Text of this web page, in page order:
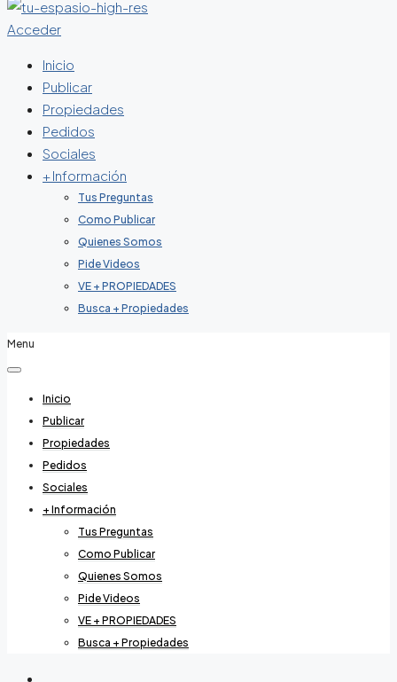
Acceder
Inicio
Publicar
Propiedades
Pedidos
Sociales
+ Información
Tus Preguntas
Como Publicar
Quienes Somos
Pide Videos
VE + PROPIEDADES
Busca + Propiedades
Menu
Inicio
Publicar
Propiedades
Pedidos
Sociales
+ Información
Tus Preguntas
Como Publicar
Quienes Somos
Pide Videos
VE + PROPIEDADES
Busca + Propiedades